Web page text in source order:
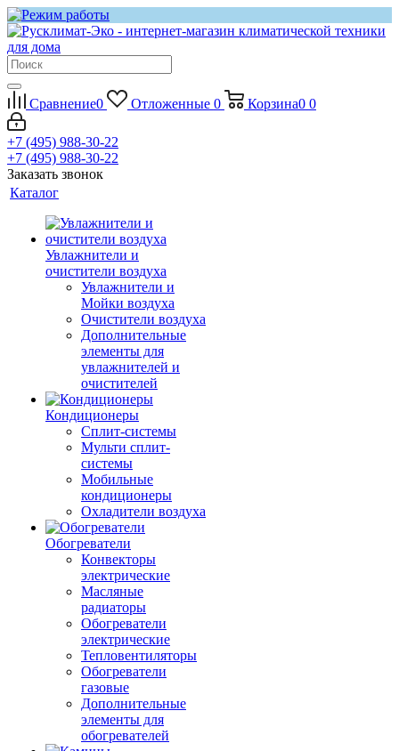
Сравнение0 Отложенные 0 Корзина0 0
+7 (495) 988-30-22
+7 (495) 988-30-22
Заказать звонок
Каталог
Увлажнители и
очистители воздуха
Увлажнители и
Мойки воздуха
Очистители воздуха
Дополнительные
элементы для
увлажнителей и
очистителей
Кондиционеры
Сплит-системы
Мульти сплит-
системы
Мобильные
кондиционеры
Охладители воздуха
Обогреватели
Конвекторы
электрические
Масляные
радиаторы
Обогреватели
электрические
Тепловентиляторы
Обогреватели
газовые
Дополнительные
элементы для
обогревателей